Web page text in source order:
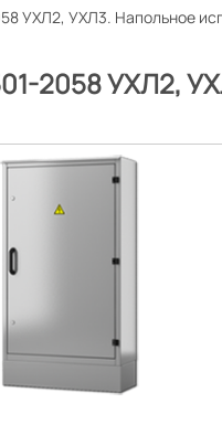
УХЛ2, УХЛ3. Напольное
2058 УХЛ2,